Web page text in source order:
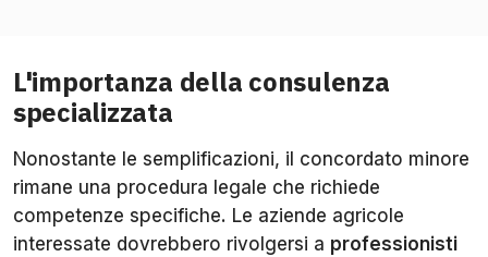
L'importanza della consulenza
specializzata
Nonostante le semplificazioni, il concordato minore
rimane una procedura legale che richiede
competenze specifiche. Le aziende agricole
interessate dovrebbero rivolgersi a professionisti